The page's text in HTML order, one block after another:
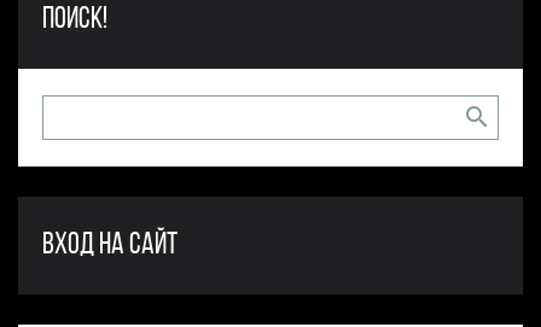
ПОИСК!
ВХОД НА САЙТ